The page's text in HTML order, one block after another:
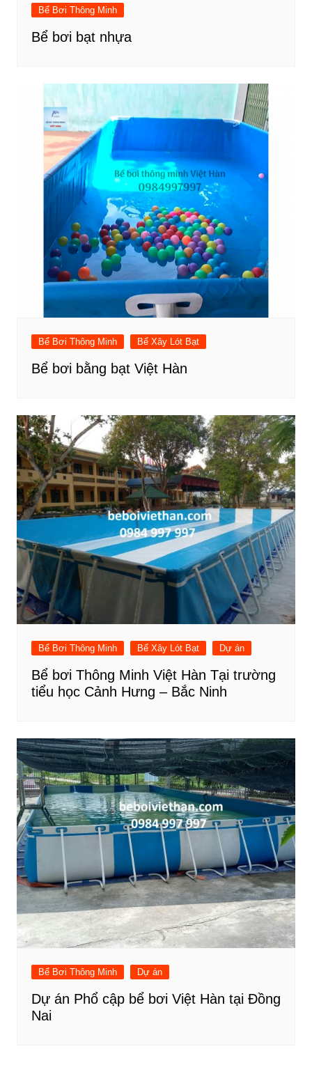
Bể Bơi Thông Minh
Bể bơi bạt nhựa
Bể Bơi Thông Minh Bể Xây Lót Bạt
Bể bơi bằng bạt Việt Hàn
Bể Bơi Thông Minh Bể Xây Lót Bạt Dự án
Bể bơi Thông Minh Việt Hàn Tại trường
tiểu học Cảnh Hưng – Bắc Ninh
Bể Bơi Thông Minh Dự án
Dự án Phổ cập bể bơi Việt Hàn tại Đồng
Nai